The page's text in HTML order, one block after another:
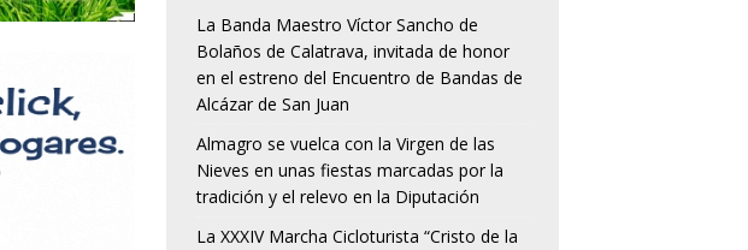
La Banda Maestro Víctor Sancho de
Bolaños de Calatrava, invitada de honor
en el estreno del Encuentro de Bandas de
Alcázar de San Juan
Almagro se vuelca con la Virgen de las
Nieves en unas fiestas marcadas por la
tradición y el relevo en la Diputación
La XXXIV Marcha Cicloturista “Cristo de la